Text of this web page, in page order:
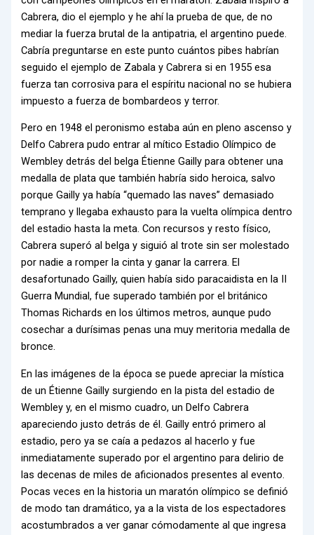
Cabrera, dio el ejemplo y he ahí la prueba de que, de no
mediar la fuerza brutal de la antipatria, el argentino puede.
Cabría preguntarse en este punto cuántos pibes habrían
seguido el ejemplo de Zabala y Cabrera si en 1955 esa
fuerza tan corrosiva para el espíritu nacional no se hubiera
impuesto a fuerza de bombardeos y terror.
Pero en 1948 el peronismo estaba aún en pleno ascenso y
Delfo Cabrera pudo entrar al mítico Estadio Olímpico de
Wembley detrás del belga Étienne Gailly para obtener una
medalla de plata que también habría sido heroica, salvo
porque Gailly ya había “quemado las naves” demasiado
temprano y llegaba exhausto para la vuelta olímpica dentro
del estadio hasta la meta. Con recursos y resto físico,
Cabrera superó al belga y siguió al trote sin ser molestado
por nadie a romper la cinta y ganar la carrera. El
desafortunado Gailly, quien había sido paracaidista en la II
Guerra Mundial, fue superado también por el británico
Thomas Richards en los últimos metros, aunque pudo
cosechar a durísimas penas una muy meritoria medalla de
bronce.
En las imágenes de la época se puede apreciar la mística
de un Étienne Gailly surgiendo en la pista del estadio de
Wembley y, en el mismo cuadro, un Delfo Cabrera
apareciendo justo detrás de él. Gailly entró primero al
estadio, pero ya se caía a pedazos al hacerlo y fue
inmediatamente superado por el argentino para delirio de
las decenas de miles de aficionados presentes al evento.
Pocas veces en la historia un maratón olímpico se definió
de modo tan dramático, ya a la vista de los espectadores
acostumbrados a ver ganar cómodamente al que ingresa